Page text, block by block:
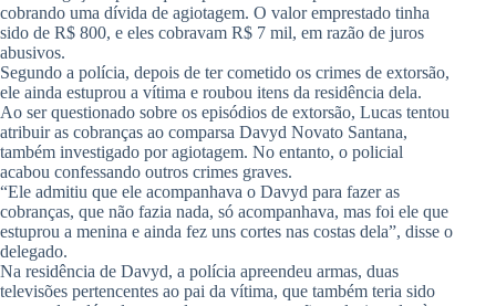
cobrando uma dívida de agiotagem. O valor emprestado tinha
sido de R$ 800, e eles cobravam R$ 7 mil, em razão de juros
abusivos.
Segundo a polícia, depois de ter cometido os crimes de extorsão,
ele ainda estuprou a vítima e roubou itens da residência dela.
Ao ser questionado sobre os episódios de extorsão, Lucas tentou
atribuir as cobranças ao comparsa Davyd Novato Santana,
também investigado por agiotagem. No entanto, o policial
acabou confessando outros crimes graves.
“Ele admitiu que ele acompanhava o Davyd para fazer as
cobranças, que não fazia nada, só acompanhava, mas foi ele que
estuprou a menina e ainda fez uns cortes nas costas dela”, disse o
delegado.
Na residência de Davyd, a polícia apreendeu armas, duas
televisões pertencentes ao pai da vítima, que também teria sido